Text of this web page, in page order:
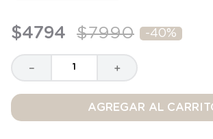
$4794 $7990 -40%
＋
－
AGREGAR AL